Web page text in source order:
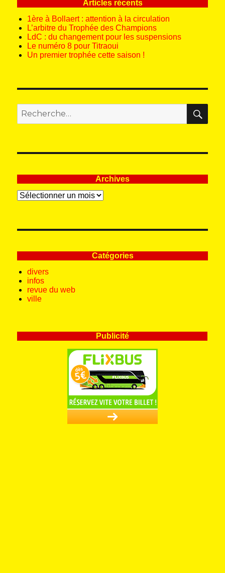
Articles récents
1ère à Bollaert : attention à la circulation
L’arbitre du Trophée des Champions
LdC : du changement pour les suspensions
Le numéro 8 pour Titraoui
Un premier trophée cette saison !
pour
:
Archives
Archives
Catégories
divers
infos
revue du web
ville